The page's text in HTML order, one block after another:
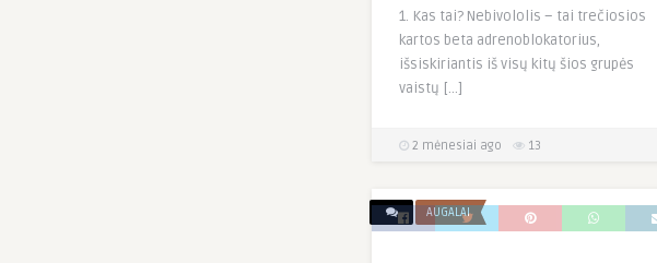
1. Kas tai? Nebivololis – tai trečiosios
kartos beta adrenoblokatorius,
išsiskiriantis iš visų kitų šios grupės
vaistų […]
2 mėnesiai ago 13
AUGALAI